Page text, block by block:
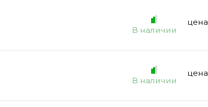
В наличии
цена
В наличии
цена